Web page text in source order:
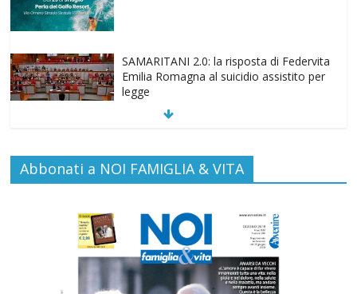
Gino Soldera nominato Membro della
“Hall of Honor Prenatal Sciences 2026”
16 Luglio 2026
EDITORIA: “LETTERE AL POPOLO
DELLA VITA”
13 Luglio 2026 Commenti disabilitati
Paolo VI, un santo che canta la bellezza
della vita
6 Agosto 2026 Commenti disabilitati
Abbonati a NOI FAMIGLIA & VITA